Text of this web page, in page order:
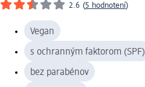
2.6 (5 hodnotení)
Vegan
s ochranným faktorom (SPF)
bez parabénov